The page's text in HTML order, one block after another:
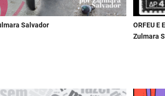
Salvador
ORFEU E
Zulmara